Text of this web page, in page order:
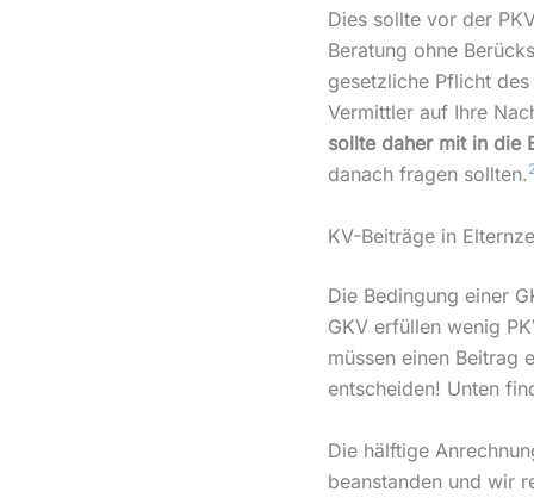
Dies sollte vor der
Beratung ohne
gesetzliche Pflicht
Vermittler auf Ihre
sollte daher mit in die
danach fragen sollten.
KV-Beiträge in
Die Bedingung einer
GKV erfüllen wenig
müssen einen Beitrag
entscheiden! Unten
Die hälftige
beanstanden und wir